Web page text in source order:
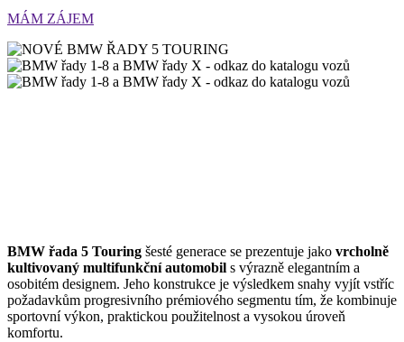
MÁM ZÁJEM
BMW řada 5 Touring šesté generace se prezentuje jako vrcholně
kultivovaný multifunkční automobil s výrazně elegantním a
osobitém designem. Jeho konstrukce je výsledkem snahy vyjít vstříc
požadavkům progresivního prémiového segmentu tím, že kombinuje
sportovní výkon, praktickou použitelnost a vysokou úroveň
komfortu.